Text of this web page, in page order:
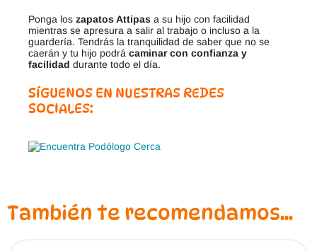
Ponga los zapatos Attipas a su hijo con facilidad
mientras se apresura a salir al trabajo o incluso a la
guardería. Tendrás la tranquilidad de saber que no se
caerán y tu hijo podrá caminar con confianza y
facilidad durante todo el día.
SÍGUENOS EN NUESTRAS REDES
SOCIALES:
También te recomendamos…